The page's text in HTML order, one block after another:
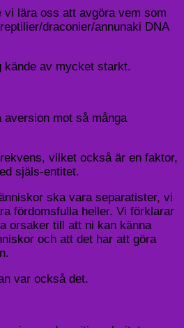
vi lära oss att avgöra vem som
draconier/annunaki DNA
kände av mycket starkt.
mot så många
vilket också är en faktor,
själs-entitet.
ska vara separatister, vi
fördomsfulla heller. Vi förklarar
orsaker till att ni kan känna
och att det har att göra
var också det.